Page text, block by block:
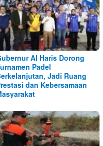
Al Haris Dorong
Padel
Jadi Ruang
dan Kebersamaan